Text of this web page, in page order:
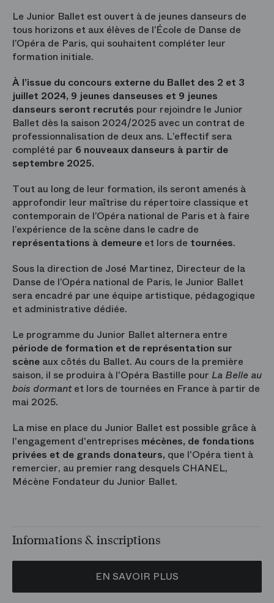
Le Junior Ballet est ouvert à de jeunes danseurs de
tous horizons et aux élèves de l’École de Danse de
l’Opéra de Paris, qui souhaitent compléter leur
formation initiale.
À l’issue du concours externe du Ballet des 2 et 3
juillet 2024, 9 jeunes danseuses et 9 jeunes
danseurs seront recrutés pour rejoindre le Junior
Ballet dès la saison 2024/2025 avec un contrat de
professionnalisation de deux ans. L’effectif sera
complété par 6 nouveaux danseurs à partir de
septembre 2025.
Tout au long de leur formation, ils seront amenés à
approfondir leur maîtrise du répertoire classique et
contemporain de l’Opéra national de Paris et à faire
l’expérience de la scène dans le cadre de
représentations à demeure et lors de tournées.
Sous la direction de José Martinez, Directeur de la
Danse de l’Opéra national de Paris, le Junior Ballet
sera encadré par une équipe artistique, pédagogique
et administrative dédiée.
Le programme du Junior Ballet alternera entre
période de formation et de représentation sur
scène aux côtés du Ballet. Au cours de la première
saison, il se produira à l'Opéra Bastille pour La Belle au
bois dormantet lors de tournées en France à partir de
mai 2025.
La mise en place du Junior Ballet est possible grâce à
l'engagement d'entreprises mécènes, de fondations
privées et de grands donateurs, que l'Opéra tient à
remercier, au premier rang desquels CHANEL,
Mécène Fondateur du Junior Ballet.
Informations & inscriptions
EN SAVOIR PLUS